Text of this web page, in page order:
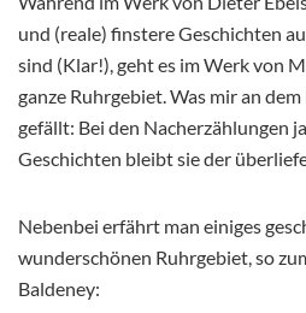
und (reale) finstere Geschichten
sind (Klar!), geht es im Werk von
ganze Ruhrgebiet. Was mir an
gefällt: Bei den Nacherzählungen
Geschichten bleibt sie der
Nebenbei erfährt man einiges
wunderschönen Ruhrgebiet, so
Baldeney: